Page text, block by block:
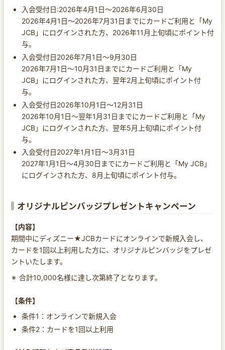
入会受付日:2026年4月1日～2026年6月30日
2026年4月1日～2026年7月31日までにカードご利用と「My
JCB」にログインされた方、2026年11月上旬頃にポイント付
与。
入会受付日2026年7月1日～9月30日
2026年7月1日～10月31日までにカードご利用と「My
JCB」にログインされた方、翌年2月上旬頃にポイント付
与。
入会受付日2026年10月1日～12月31日
2026年10月1日～翌年1月31日までにカードご利用と「My
JCB」にログインされた方、翌年5月上旬頃にポイント付
与。
入会受付日2027年1月1日～3月31日
2027年1月1日～4月30日までにカードご利用と「My JCB」
にログインされた方、8月上旬頃にポイント付与。
オリジナルピンバッジプレゼントキャンペーン
【内容】
期間中にディズニー★JCBカードにオンラインで新規入会し、
カードを1回以上利用した方に、オリジナルピンバッジをプレゼ
ントいたします。
合計10,000名様に達し次第終了となります。
【条件】
条件1：オンラインで新規入会
条件2：カードを1回以上利用